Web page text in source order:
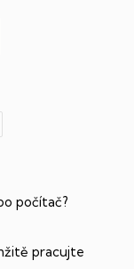
počítač?
pracujte